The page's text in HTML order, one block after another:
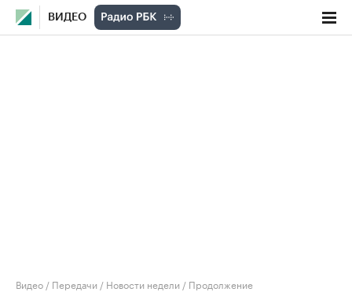
ВИДЕО
Видео / Передачи / Новости недели / Продолжение